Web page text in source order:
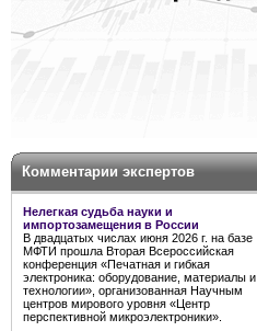
Комментарии экспертов
Нелегкая судьба науки и
импортозамещения в России
В двадцатых числах июня 2026 г. на базе
МФТИ прошла Вторая Всероссийская
конференция «Печатная и гибкая
электроника: оборудование, материалы и
технологии», организованная Научным
центров мирового уровня «Центр
перспективной микроэлектроники».